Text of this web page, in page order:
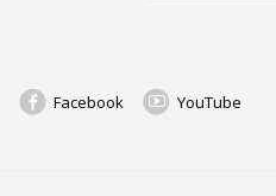
Facebook YouTube